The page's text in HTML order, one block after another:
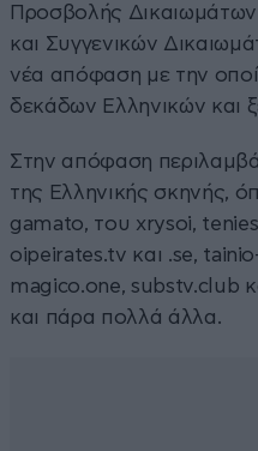
Προσβολής Δικαιωμάτων
και Συγγενικών
νέα απόφαση με την
δεκάδων Ελληνικών και
Στην απόφαση
της Ελληνικής σκηνής,
gamato, του xrysoi,
oipeirates.tv και .se,
magico.one, substv.club
και πάρα πολλά άλλα.